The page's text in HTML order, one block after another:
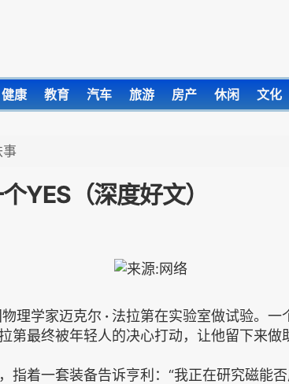
健康 教育 汽车 旅游 房产 休闲 文化
事
YES（深度好文）
理学家迈克尔 · 法拉第在实验室做试验。一
第最终被年轻人的决心打动，让他留下来做
指着一套装备告诉亨利：“我正在研究磁能